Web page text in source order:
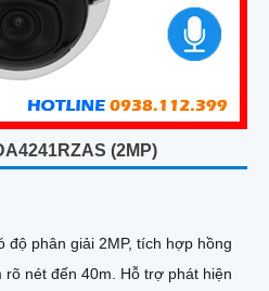
(2MP)
độ phân giải 2MP, tích hợp hồng
Hỗ trợ phát hiện